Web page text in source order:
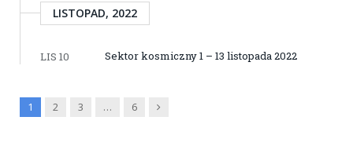
LISTOPAD, 2022
LIS 10 Sektor kosmiczny 1 – 13 listopada 2022
1 2 3 … 6 Next